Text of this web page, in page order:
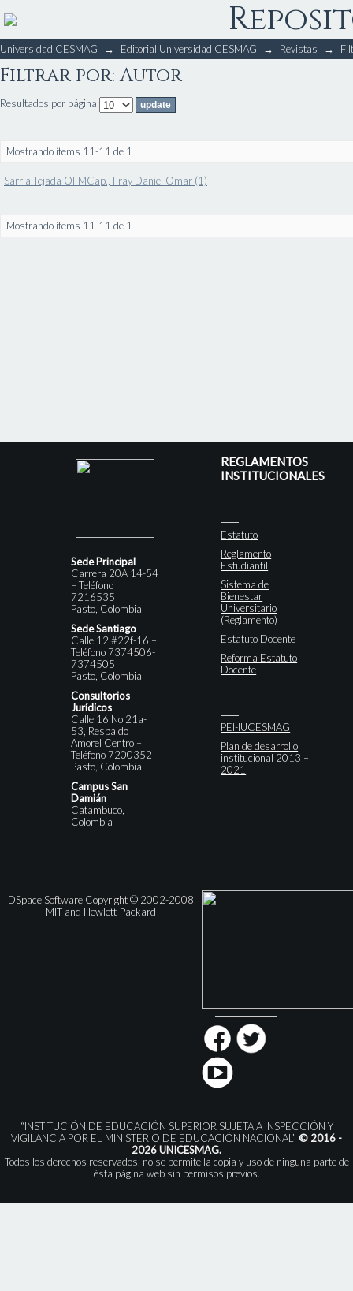
Filtrar por: Autor
Universidad CESMAG → Editorial Universidad CESMAG → Revistas →
Filtrar por: Autor
Resultados por página:
Mostrando ítems 11-11 de 1
Sarria Tejada OFMCap., Fray Daniel Omar (1)
Mostrando ítems 11-11 de 1
Sede Principal
Carrera 20A 14-54
– Teléfono
7216535
Pasto, Colombia
Sede Santiago
Calle 12 #22f-16 –
Teléfono 7374506-
7374505
Pasto, Colombia
Consultorios
Jurídicos
Calle 16 No 21a-
53, Respaldo
Amorel Centro –
Teléfono 7200352
Pasto, Colombia
Campus San
Damián
Catambuco,
Colombia
REGLAMENTOS
INSTITUCIONALES
Estatuto
Reglamento
Estudiantil
Sistema de
Bienestar
Universitario
(Reglamento)
Estatuto Docente
Reforma Estatuto
Docente
PEI-IUCESMAG
Plan de desarrollo
institucional 2013 –
2021
DSpace Software Copyright © 2002-2008
MIT and Hewlett-Packard
“INSTITUCIÓN DE EDUCACIÓN SUPERIOR SUJETA A INSPECCIÓN Y
VIGILANCIA POR EL MINISTERIO DE EDUCACIÓN NACIONAL” © 2016 -
2026 UNICESMAG.
Todos los derechos reservados, no se permite la copia y uso de ninguna parte de
ésta página web sin permisos previos.